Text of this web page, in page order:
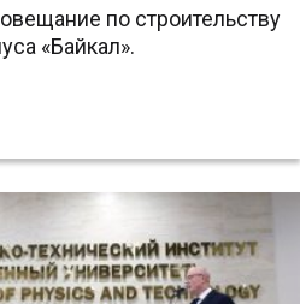
по строительству
«Байкал».